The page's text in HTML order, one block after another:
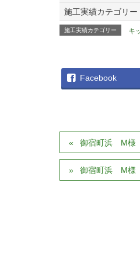
施工実績カテゴリー
施工実績カテゴリー キ
Facebook
御宿町浜 M様
御宿町浜 M様